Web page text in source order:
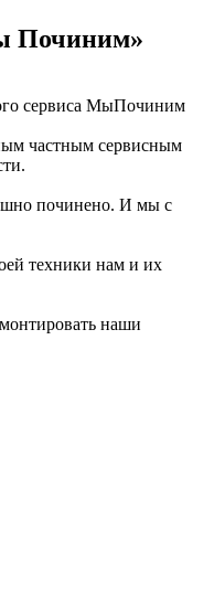
Починим»
сервиса МыПочиним
частным сервисным
починено. И мы с
техники нам и их
наши